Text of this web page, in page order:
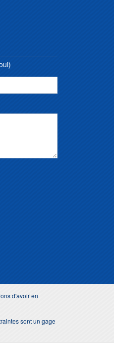
d'avoir en
sont un gage